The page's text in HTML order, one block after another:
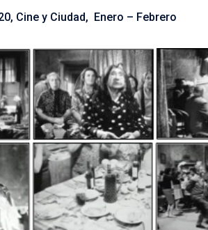
Cine y Ciudad, Enero – Febrero